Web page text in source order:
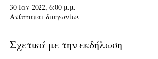
30 Ιαν 2022, 6:00 μ.μ.
Ανίπταμαι διαγωνίως
Σχετικά με την εκδήλωση